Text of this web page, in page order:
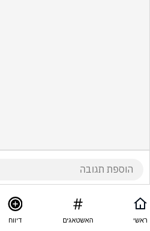
ראשי האשטאגים דיווח